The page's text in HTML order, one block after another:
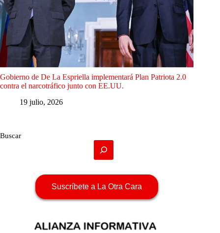
Gobierno de De La Espriella implementará Plan Patriota 2.0
contra el narcotráfico junto con EE.UU.
19 julio, 2026
Buscar
Suscríbete a La Otra Cara